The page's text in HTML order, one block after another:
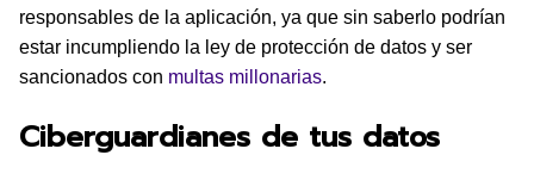
responsables de la aplicación, ya que sin saberlo podrían
estar incumpliendo la ley de protección de datos y ser
sancionados con multas millonarias.
Ciberguardianes de tus datos